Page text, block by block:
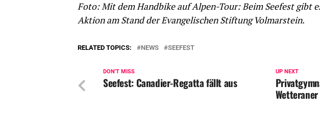
Foto: Mit dem Handbike auf Alpen-Tour: Beim Seefest gibt
Aktion am Stand der Evangelischen Stiftung Volmarstein.
RELATED TOPICS: NEWS SEEFEST
UP NEXT
DON'T MISS
Seefest: Canadier-Regatta fällt aus